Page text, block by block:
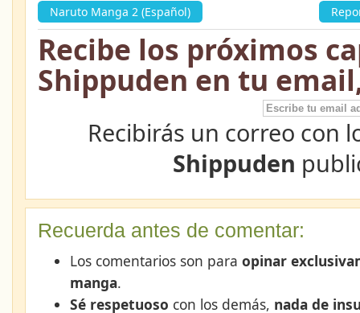
Naruto Manga 2 (Español)
Recibe los próximos
Shippuden en tu
Recibirás un correo con
Shippuden
Recuerda antes de comentar:
Los comentarios son para opinar
manga.
Sé respetuoso con los demás, nada de